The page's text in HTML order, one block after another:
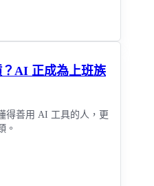
AI 正成為上班族
得善用 AI 工具的人，更
。